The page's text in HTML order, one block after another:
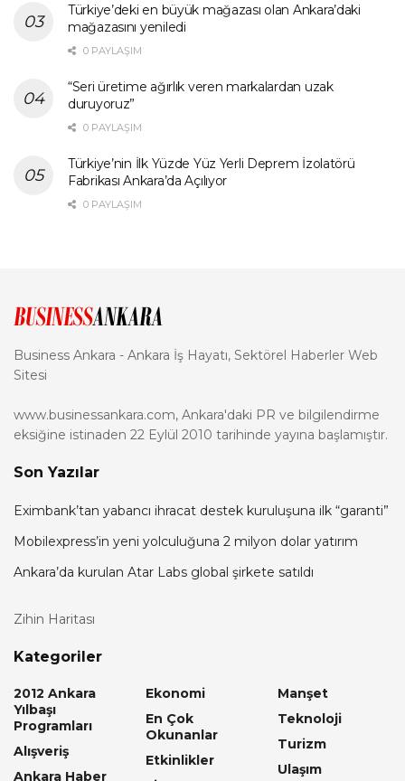
Türkiye’deki en büyük mağazası olan Ankara’daki
mağazasını yeniledi
0 PAYLAŞIM
“Seri üretime ağırlık veren markalardan uzak
duruyoruz”
0 PAYLAŞIM
Türkiye’nin İlk Yüzde Yüz Yerli Deprem İzolatörü
Fabrikası Ankara’da Açılıyor
0 PAYLAŞIM
Business Ankara - Ankara İş Hayatı, Sektörel Haberler Web
Sitesi
www.businessankara.com, Ankara'daki PR ve bilgilendirme
eksiğine istinaden 22 Eylül 2010 tarihinde yayına başlamıştır.
Son Yazılar
Eximbank’tan yabancı ihracat destek kuruluşuna ilk “garanti”
Mobilexpress’in yeni yolculuğuna 2 milyon dolar yatırım
Ankara’da kurulan Atar Labs global şirkete satıldı
Zihin Haritası
Kategoriler
2012 Ankara
Yılbaşı
Programları
Alışveriş
Ankara Haber
Ekonomi
En Çok
Okunanlar
Etkinlikler
Manşet
Teknoloji
Turizm
Ulaşım